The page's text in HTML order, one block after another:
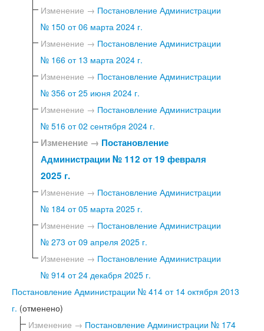
Изменение → Постановление Администрации
№ 150 от 06 марта 2024 г.
Изменение → Постановление Администрации
№ 166 от 13 марта 2024 г.
Изменение → Постановление Администрации
№ 356 от 25 июня 2024 г.
Изменение → Постановление Администрации
№ 516 от 02 сентября 2024 г.
Изменение → Постановление
Администрации № 112 от 19 февраля
2025 г.
Изменение → Постановление Администрации
№ 184 от 05 марта 2025 г.
Изменение → Постановление Администрации
№ 273 от 09 апреля 2025 г.
Изменение → Постановление Администрации
№ 914 от 24 декабря 2025 г.
Постановление Администрации № 414 от 14 октября 2013
г. (отменено)
Изменение → Постановление Администрации № 174